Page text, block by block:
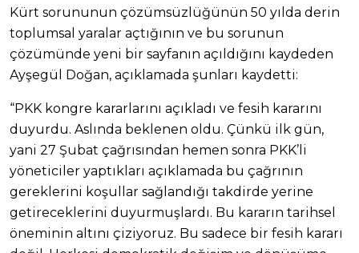
Kürt sorununun çözümsüzlüğünün 50 yılda derin
toplumsal yaralar açtığının ve bu sorunun
çözümünde yeni bir sayfanın açıldığını kaydeden
Ayşegül Doğan, açıklamada şunları kaydetti:
“PKK kongre kararlarını açıkladı ve fesih kararını
duyurdu. Aslında beklenen oldu. Çünkü ilk gün,
yani 27 Şubat çağrısından hemen sonra PKK’li
yöneticiler yaptıkları açıklamada bu çağrının
gereklerini koşullar sağlandığı takdirde yerine
getireceklerini duyurmuşlardı. Bu kararın tarihsel
öneminin altını çiziyoruz. Bu sadece bir fesih kararı